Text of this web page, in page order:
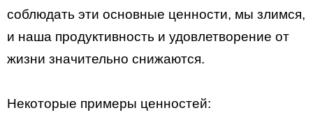
соблюдать эти основные ценности, мы злимся,
и наша продуктивность и удовлетворение от
жизни значительно снижаются.
Некоторые примеры ценностей: